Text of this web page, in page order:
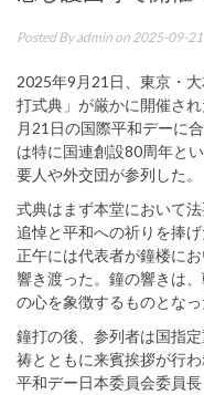
Posted Byadmin on 2025-09-21
2025年9月21日、東京・
打式典」が厳かに開催さ
月21日の国際平和デーに
は特に国連創設80周年と
要人や外交団が参列した。
式典はまず本堂において
追悼と平和への祈りを捧
正午には代表者が鐘楼に
響き渡った。鐘の響きは
の心を象徴するものとなっ
鐘打の後、参列者は国指
祷とともに来賓挨拶が行
平和デー日本委員会委員